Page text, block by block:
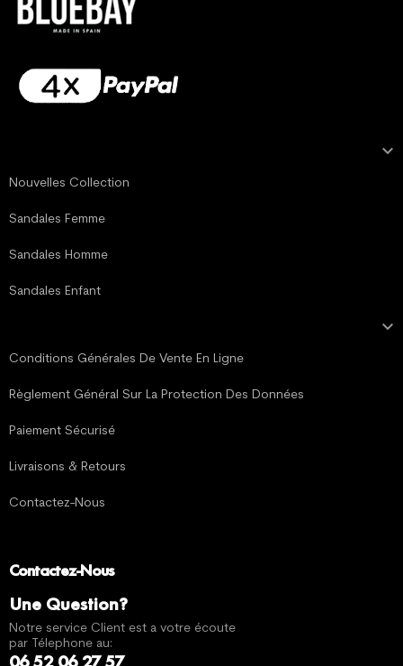

Nouvelles Collection
Sandales Femme
Sandales Homme
Sandales Enfant

Conditions Générales De Vente En Ligne
Règlement Général Sur La Protection Des Données
Paiement Sécurisé
Livraisons & Retours
Contactez-Nous
Contactez-Nous
Une Question?
Notre service Client est a votre écoute
par Télephone au: